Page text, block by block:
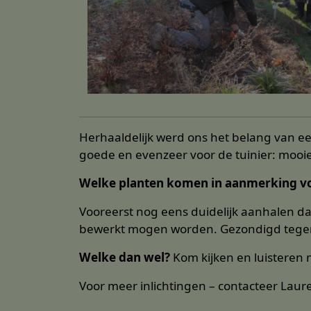
Herhaaldelijk werd ons het belang van
goede en evenzeer voor de tuinier:
Welke planten komen in aanmerking
Vooreerst nog eens duidelijk aanhalen
bewerkt mogen worden. Gezondigd
Welke dan wel? Kom kijken en luisteren
Voor meer inlichtingen – contacteer